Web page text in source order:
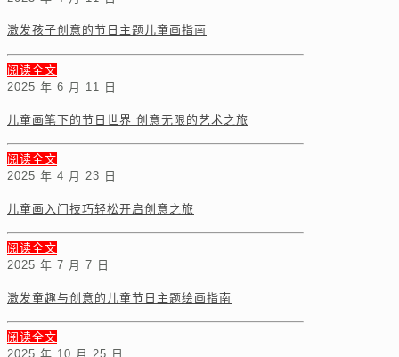
激发孩子创意的节日主题儿童画指南
阅读全文
2025 年 6 月 11 日
儿童画笔下的节日世界 创意无限的艺术之旅
阅读全文
2025 年 4 月 23 日
儿童画入门技巧轻松开启创意之旅
阅读全文
2025 年 7 月 7 日
激发童趣与创意的儿童节日主题绘画指南
阅读全文
2025 年 10 月 25 日